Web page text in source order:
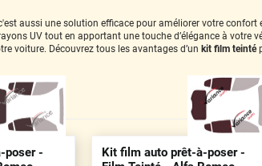
aussi une solution efficace pour améliorer votre confort
UV tout en apportant une touche d’élégance à
voiture. Découvrez tous les avantages d’un kit film teinté
poser -
Kit film auto prêt-à-poser -